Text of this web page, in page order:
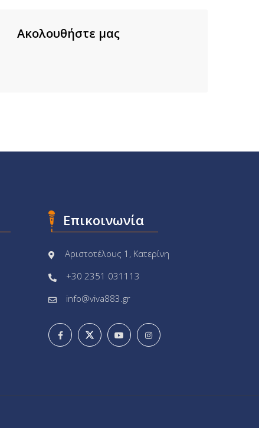
Ακολουθήστε μας
Επικοινωνία
Αριστοτέλους 1, Κατερίνη
+30 2351 031113
info@viva883.gr